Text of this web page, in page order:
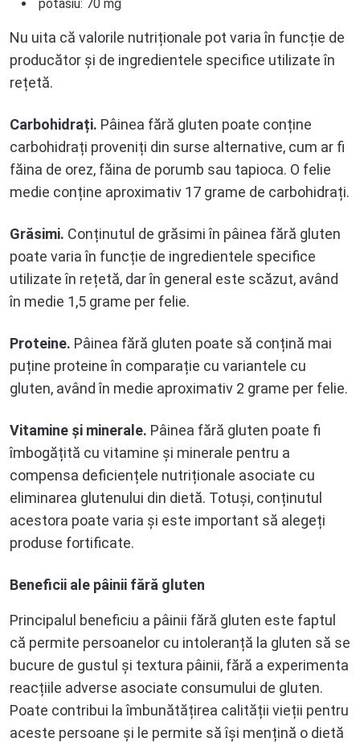
potasiu: 70 mg
Nu uita că valorile nutriționale pot varia în funcție de
producător și de ingredientele specifice utilizate în
rețetă.
Carbohidrați. Pâinea fără gluten poate conține
carbohidrați proveniți din surse alternative, cum ar fi
făina de orez, făina de porumb sau tapioca. O felie
medie conține aproximativ 17 grame de carbohidrați.
Grăsimi. Conținutul de grăsimi în pâinea fără gluten
poate varia în funcție de ingredientele specifice
utilizate în rețetă, dar în general este scăzut, având
în medie 1,5 grame per felie.
Proteine. Pâinea fără gluten poate să conțină mai
puține proteine în comparație cu variantele cu
gluten, având în medie aproximativ 2 grame per felie.
Vitamine și minerale. Pâinea fără gluten poate fi
îmbogățită cu vitamine și minerale pentru a
compensa deficiențele nutriționale asociate cu
eliminarea glutenului din dietă. Totuși, conținutul
acestora poate varia și este important să alegeți
produse fortificate.
Beneficii ale pâinii fără gluten
Principalul beneficiu a pâinii fără gluten este faptul
că permite persoanelor cu intoleranță la gluten să se
bucure de gustul și textura pâinii, fără a experimenta
reacțiile adverse asociate consumului de gluten.
Poate contribui la îmbunătățirea calității vieții pentru
aceste persoane și le permite să își mențină o dietă